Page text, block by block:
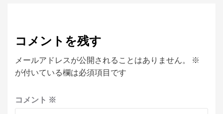
コメントを残す
メールアドレスが公開されることはありません。
※
が付いている欄は必須項目です
コメント ※